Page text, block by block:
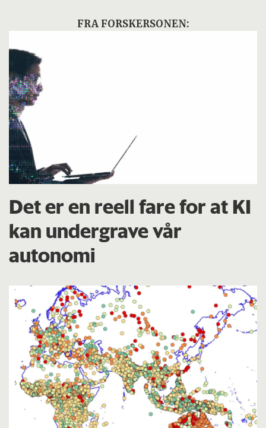
FRA FORSKERSONEN:
Det er en reell fare for at KI
kan undergrave vår
autonomi